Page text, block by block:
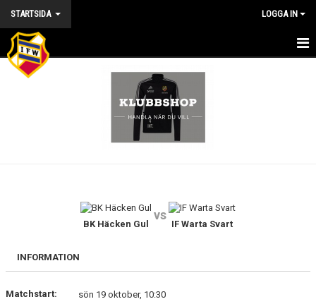
STARTSIDA LOGGA IN
HEM
BILDGALLERI
BK Häcken Gul
vs
IF Warta Svart
INFORMATION
Matchstart:
sön 19 oktober, 10:30